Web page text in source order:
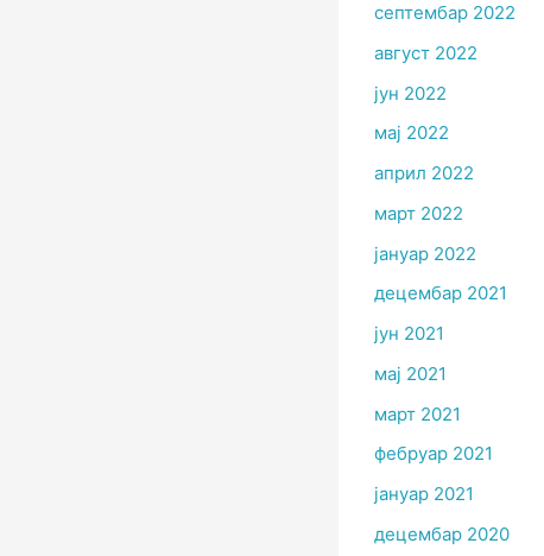
септембар 2022
август 2022
јун 2022
мај 2022
април 2022
март 2022
јануар 2022
децембар 2021
јун 2021
мај 2021
март 2021
фебруар 2021
јануар 2021
децембар 2020